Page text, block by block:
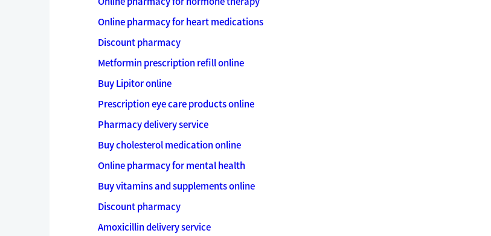
Online pharmacy for heart medications
Discount pharmacy
Metformin prescription refill online
Buy Lipitor online
Prescription eye care products online
Pharmacy delivery service
Buy cholesterol medication online
Online pharmacy for mental health
Buy vitamins and supplements online
Discount pharmacy
Amoxicillin delivery service